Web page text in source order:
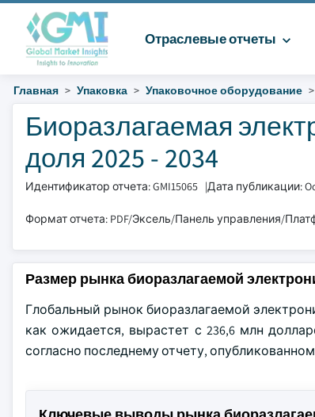
Отраслевые отчеты
Главная Упаковка Упаковочное оборудование
Биоразлагаемая
доля 2025 - 2034
Идентификатор отчета: GMI15065 |Дата публикации:
Формат отчета: PDF/Эксель/Панель управления/
Размер рынка биоразлагаемой
Глобальный рынок биоразлагаемой
как ожидается, вырастет с 236,6 млн
согласно последнему отчету,